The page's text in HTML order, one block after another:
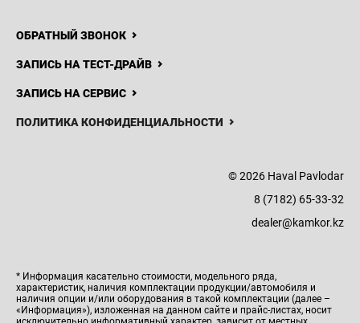
ОБРАТНЫЙ ЗВОНОК
ЗАПИСЬ НА ТЕСТ-ДРАЙВ
ЗАПИСЬ НА СЕРВИС
ПОЛИТИКА КОНФИДЕНЦИАЛЬНОСТИ
© 2026 Haval Pavlodar
8 (7182) 65-33-32
dealer@kamkor.kz
* Информация касательно стоимости, модельного ряда,
характеристик, наличия комплектации продукции/автомобиля и
наличия опции и/или оборудования в такой комплектации (далее –
«Информация»), изложенная на данном сайте и прайс-листах, носит